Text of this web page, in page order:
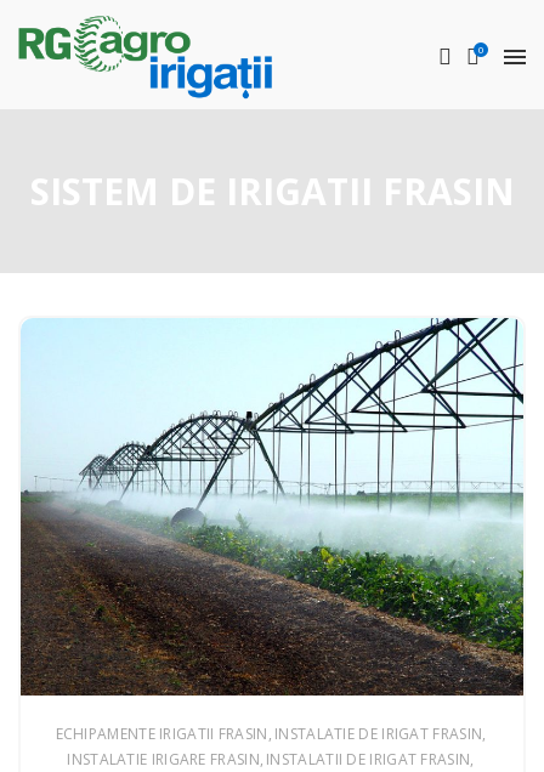
0
SISTEM DE IRIGATII FRASIN
ECHIPAMENTE IRIGATII FRASIN INSTALATIE DE IRIGAT FRASIN
INSTALATIE IRIGARE FRASIN INSTALATII DE IRIGAT FRASIN